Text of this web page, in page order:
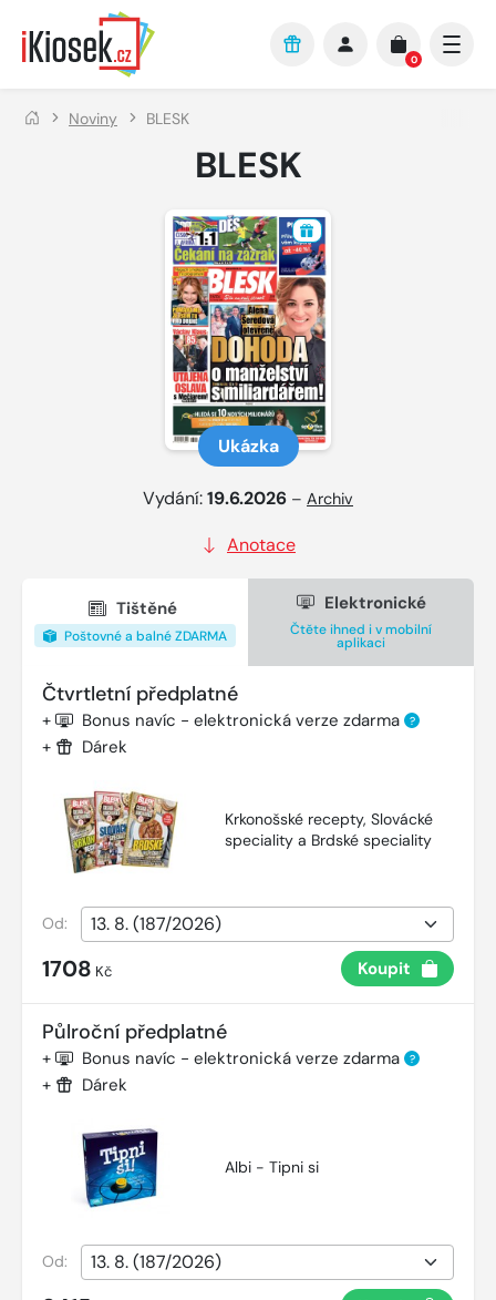
Přejít na hlavní obsah
0
Noviny BLESK
BLESK
Ukázka
Vydání:19.6.2026 – Archiv
Anotace
Tištěné
Poštovné a balné ZDARMA
Elektronické
Čtěte ihned i v mobilní
aplikaci
Čtvrtletní předplatné
+ Bonus navíc - elektronická verze zdarma ?
+ Dárek
Krkonošské recepty, Slovácké
speciality a Brdské speciality
Od:
1708 Kč Koupit
Půlroční předplatné
+ Bonus navíc - elektronická verze zdarma ?
+ Dárek
Albi - Tipni si
Od: